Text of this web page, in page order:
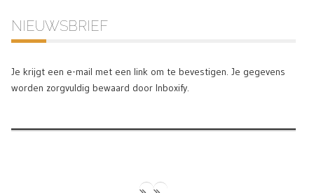
NIEUWSBRIEF
Je krijgt een e-mail met een link om te bevestigen. Je gegevens
worden zorgvuldig bewaard door Inboxify.